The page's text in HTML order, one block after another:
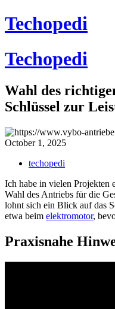
Skip
to
Techopedi
Techopedi
Wahl des
Schlüssel zur
October 1, 2025
techopedi
Ich habe in vielen Projekten
Wahl des Antriebs für die
lohnt sich ein Blick auf das
etwa beim elektromotor,
Praxisnahe